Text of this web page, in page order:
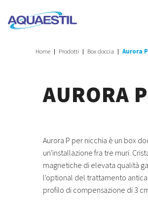
Home Prodotti Box doccia Aurora
AURORA
Aurora P per nicchia è un box
un'installazione fra tre muri.
magnetiche di elevata qualità
l'optional del trattamento
profilo di compensazione di 3